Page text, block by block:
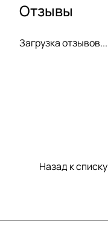
Отзывы
Загрузка отзывов...
Назад к списку